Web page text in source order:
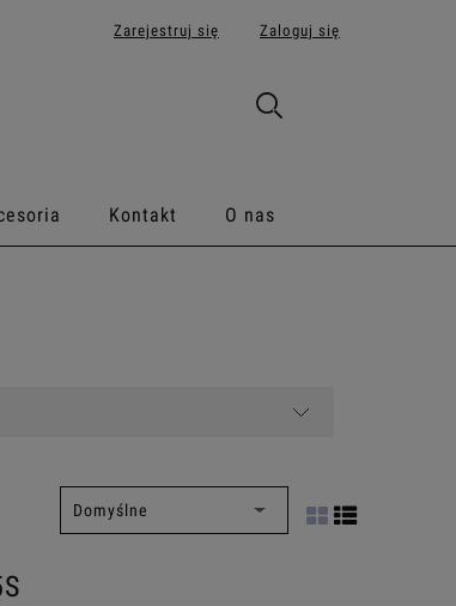
Zarejestruj się Zaloguj się
Kontakt O nas